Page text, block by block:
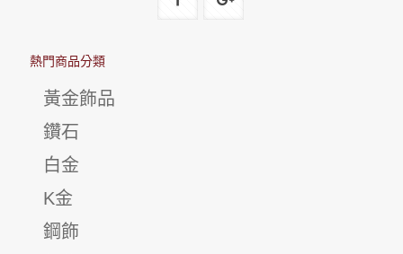
熱門商品分類
黃金飾品
鑽石
白金
K金
鋼飾